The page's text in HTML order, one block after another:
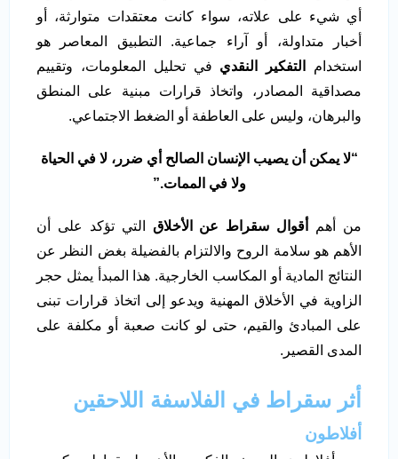
أي شيء على علاته، سواء كانت معتقدات متوارثة، أو
أخبار متداولة، أو آراء جماعية. التطبيق المعاصر هو
استخدام
التفكير النقدي في تحليل المعلومات، وتقييم
مصداقية المصادر، واتخاذ قرارات مبنية على المنطق
والبرهان، وليس على العاطفة أو الضغط الاجتماعي.
“لا يمكن أن يصيب الإنسان الصالح أي ضرر، لا في الحياة
ولا في الممات.”
من أهم أقوال سقراط عن الأخلاق
التي تؤكد على أن
الأهم هو سلامة الروح والالتزام بالفضيلة بغض النظر عن
النتائج المادية أو المكاسب الخارجية. هذا المبدأ يمثل حجر
الزاوية في الأخلاق المهنية ويدعو إلى اتخاذ قرارات تبنى
على المبادئ والقيم، حتى لو كانت صعبة أو مكلفة على
المدى القصير.
أثر سقراط في الفلاسفة اللاحقين
أفلاطون